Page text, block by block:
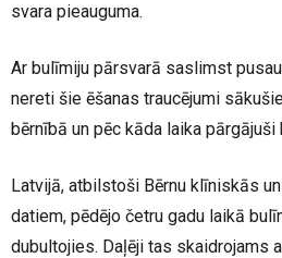
svara pieauguma.
Ar bulīmiju pārsvarā saslimst
nereti šie ēšanas traucējumi
bērnībā un pēc kāda laika pārgājuši
Latvijā, atbilstoši Bērnu klīniskās
datiem, pēdējo četru gadu laikā
dubultojies. Daļēji tas skaidrojams